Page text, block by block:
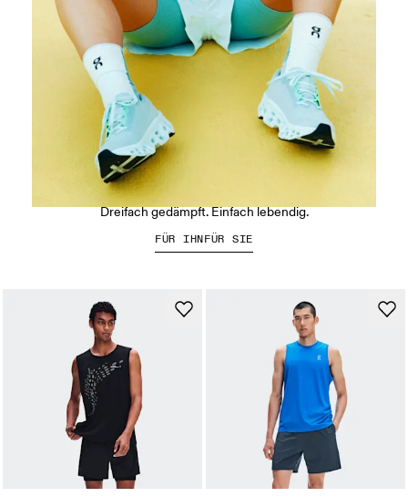
Der Cloudmonster 3
Dreifach gedämpft. Einfach lebendig.
FÜR IHNFÜR SIE